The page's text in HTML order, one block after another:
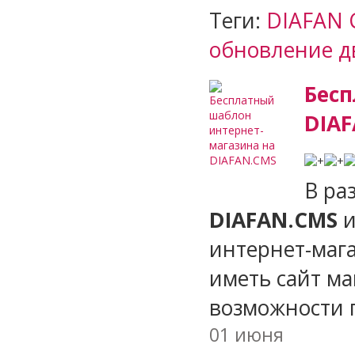
Теги: DIAFAN
обновление
В
DIAFAN.CMS
интернет-
иметь сайт
возможности
01 июня